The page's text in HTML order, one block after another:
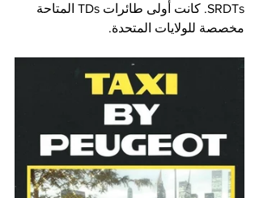
SRDTs. كانت أولى طائرات TDs المتاحة
مخصصة للولايات المتحدة.